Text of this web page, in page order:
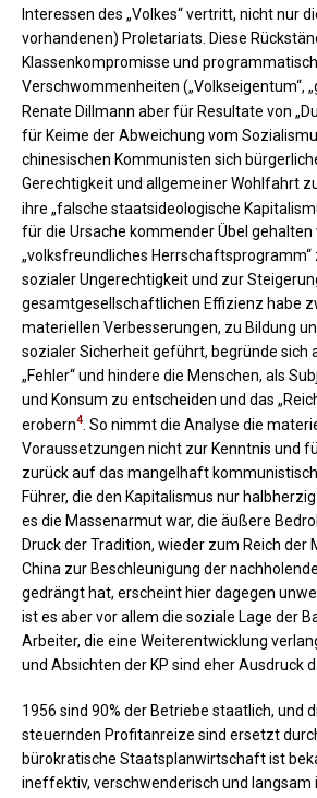
Interessen des „Volkes“ vertritt, nicht nur
vorhandenen) Proletariats. Diese
Klassenkompromisse und
Verschwommenheiten („Volkseigentum“,
Renate Dillmann aber für Resultate von
für Keime der Abweichung vom
chinesischen Kommunisten sich
Gerechtigkeit und allgemeiner Wohlfahrt
ihre „falsche staatsideologische
für die Ursache kommender Übel gehalten
„volksfreundliches Herrschaftsprogramm“
sozialer Ungerechtigkeit und zur
gesamtgesellschaftlichen Effizienz habe
materiellen Verbesserungen, zu Bildung
sozialer Sicherheit geführt, begründe sich
„Fehler“ und hindere die Menschen, als
und Konsum zu entscheiden und das
erobern4 . So nimmt die Analyse die
Voraussetzungen nicht zur Kenntnis und
zurück auf das mangelhaft
Führer, die den Kapitalismus nur
es die Massenarmut war, die äußere
Druck der Tradition, wieder zum Reich der
China zur Beschleunigung der
gedrängt hat, erscheint hier dagegen
ist es aber vor allem die soziale Lage der
Arbeiter, die eine Weiterentwicklung
und Absichten der KP sind eher Ausdruck
1956 sind 90% der Betriebe staatlich, und
steuernden Profitanreize sind ersetzt
bürokratische Staatsplanwirtschaft ist
ineffektiv, verschwenderisch und langsam